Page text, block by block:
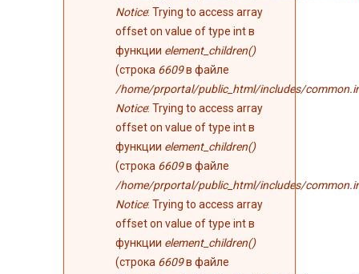
Notice: Trying to access array
offset on value of type int в
функции element_children()
(строка 6609в файле
/home/prportal/public_html/includes/
Notice: Trying to access array
offset on value of type int в
функции element_children()
(строка 6609в файле
/home/prportal/public_html/includes/
Notice: Trying to access array
offset on value of type int в
функции element_children()
(строка 6609в файле